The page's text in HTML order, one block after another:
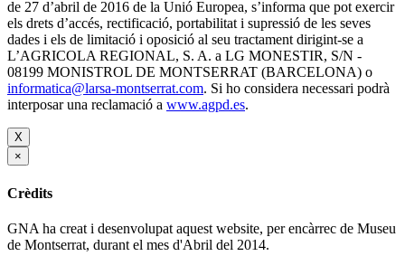
de 27 d’abril de 2016 de la Unió Europea, s’informa que pot exercir
els drets d’accés, rectificació, portabilitat i supressió de les seves
dades i els de limitació i oposició al seu tractament dirigint-se a
L’AGRICOLA REGIONAL, S. A. a LG MONESTIR, S/N -
08199 MONISTROL DE MONTSERRAT (BARCELONA) o
informatica@larsa-montserrat.com. Si ho considera necessari podrà
interposar una reclamació a www.agpd.es.
X
×
Crèdits
GNA ha creat i desenvolupat aquest website, per encàrrec de Museu
de Montserrat, durant el mes d'Abril del 2014.